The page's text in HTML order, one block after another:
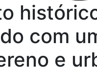
com
e